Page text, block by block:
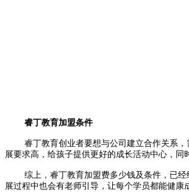
睿丁教育加盟条件
睿丁教育创业者要想与公司建立合作关系
展要求高，给孩子提供更好的成长活动中心，
综上，睿丁教育加盟费多少钱及条件，已
展过程中也会有老师引导，让每个学员都能健康